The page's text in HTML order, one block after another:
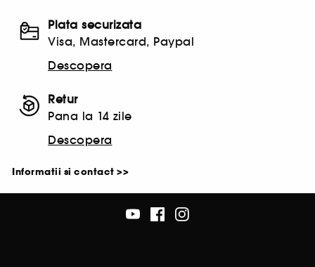
Plata securizata
Visa, Mastercard, Paypal
Descopera
Retur
Pana la 14 zile
Descopera
Informatii si contact >>